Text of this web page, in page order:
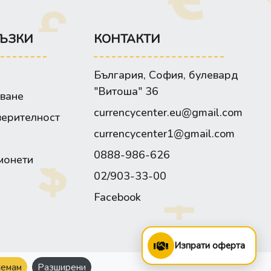
КОНТАКТИ
България, София, булевард
"Витоша" 36
currencycenter.eu@gmail.com
currencycenter1@gmail.com
0888-986-626
02/903-33-00
Facebook
Изпрати оферта
Разширени